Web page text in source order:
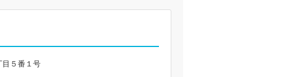
目５番１号